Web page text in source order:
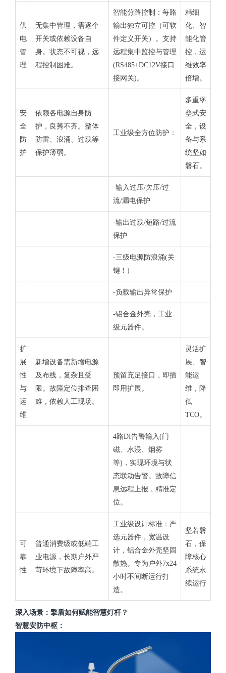
供
电
管
理
无集中管理，需逐个
开关或依赖设备自
身。状态不可视，远
程控制困难。
智能分路控制：每路
输出独立可控（可软
件定义开关）。支持
远程集中监控与管理
(RS485+DC12V接口
接网关)。
精细
化、智
能化管
控，运
维效率
倍增。
安
全
防
护
依赖各电源自身防
护，良莠不齐。整体
防雷、浪涌、过载等
保护薄弱。
工业级全方位防护：
多重堡
垒式安
全，设
备与系
统坚如
磐石。
-输入过压/欠压/过
流/漏电保护
-输出过载/短路/过流
保护
-三级电源防浪涌(关
键！)
-负载输出异常保护
-铝合金外壳，工业
级元器件。
扩
展
性
与
运
维
新增设备需新增电源
及布线，复杂且受
限。故障定位排查困
难，依赖人工现场。
预留充足接口，即插
即用扩展。
灵活扩
展、智
能运
维，降
低
TCO。
4路DI告警输入(门
磁、水浸、烟雾
等)，实现环境与状
态联动告警。故障信
息远程上报，精准定
位。
可
靠
性
普通消费级或低端工
业电源，长期户外严
苛环境下故障率高。
工业级设计标准：严
选元器件，宽温设
计，铝合金外壳坚固
散热。专为户外7x24
小时不间断运行打
造。
坚若磐
石，保
障核心
系统永
续运行
深入场景：擎盾如何赋能智慧灯杆？
智慧安防中枢：